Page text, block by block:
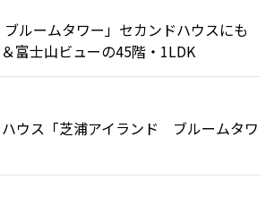
ブルームタワー」セカンドハウスにも
富士山ビューの45階・1LDK
ウス「芝浦アイランド ブルームタワ